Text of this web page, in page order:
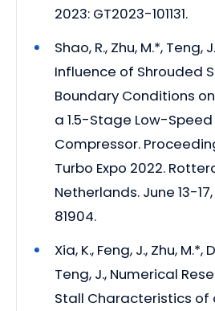
2023: GT2023-101131.
Shao, R., Zhu, M.*, Teng,
Influence of Shrouded
Boundary Conditions
a 1.5-Stage Low-
Compressor.
Turbo Expo 2022.
Netherlands. June 13-
81904.
Xia, K., Feng, J., Zhu, M.*,
Teng, J., Numerical
Stall Characteristics of